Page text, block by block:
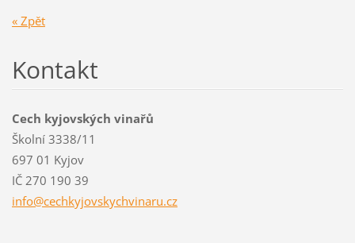
« Zpět
Kontakt
Cech kyjovských vinařů
Školní 3338/11
697 01 Kyjov
IČ 270 190 39
info@cechkyjovskychvinaru.cz